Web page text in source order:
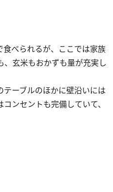
べられるが、ここでは家族
玄米もおかずも量が充実し
ーブルのほかに壁沿いには
ンセントも完備していて、